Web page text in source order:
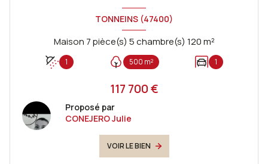
TONNEINS (47400)
Maison 7 pièce(s) 5 chambre(s) 120 m²
1 500 m² 1
117 700 €
Proposé par
CONEJERO Julie
VOIR LE BIEN